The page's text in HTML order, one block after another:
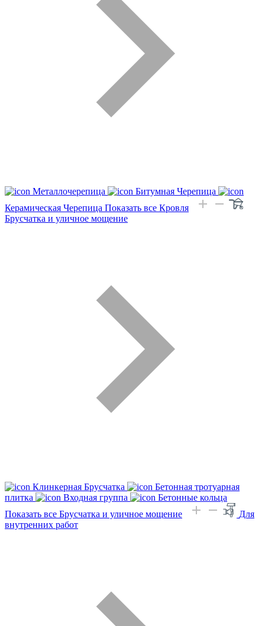
Металлочерепица
Битумная Черепица
Керамическая Черепица Показать все Кровля
Брусчатка и уличное мощение
Клинкерная Брусчатка
Бетонная тротуарная
плитка
Входная группа
Бетонные кольца
Показать все Брусчатка и уличное мощение
Для
внутренних работ